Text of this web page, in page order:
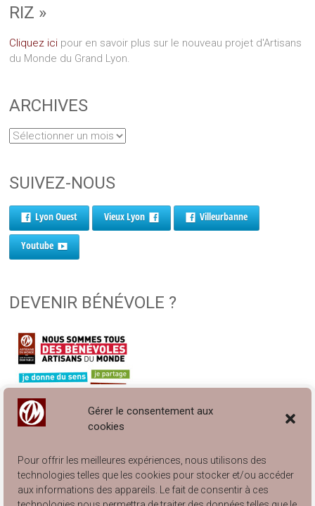
Gérer le consentement aux
cookies
Pour offrir les meilleures expériences, nous utilisons des
technologies telles que les cookies pour stocker et/ou accéder
aux informations des appareils. Le fait de consentir à ces
RIZ »
Cliquez ici pour en savoir plus sur le nouveau projet d'Artisans
du Monde du Grand Lyon.
ARCHIVES
SUIVEZ-NOUS
Lyon Ouest Vieux Lyon Villeurbanne
Youtube
DEVENIR BÉNÉVOLE ?